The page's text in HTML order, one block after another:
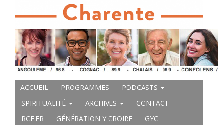
ACCUEIL PROGRAMMES
PODCASTS
SPIRITUALITÉ
ARCHIVES
CONTACT
RCF.FR
GÉNÉRATION Y CROIRE
GYC